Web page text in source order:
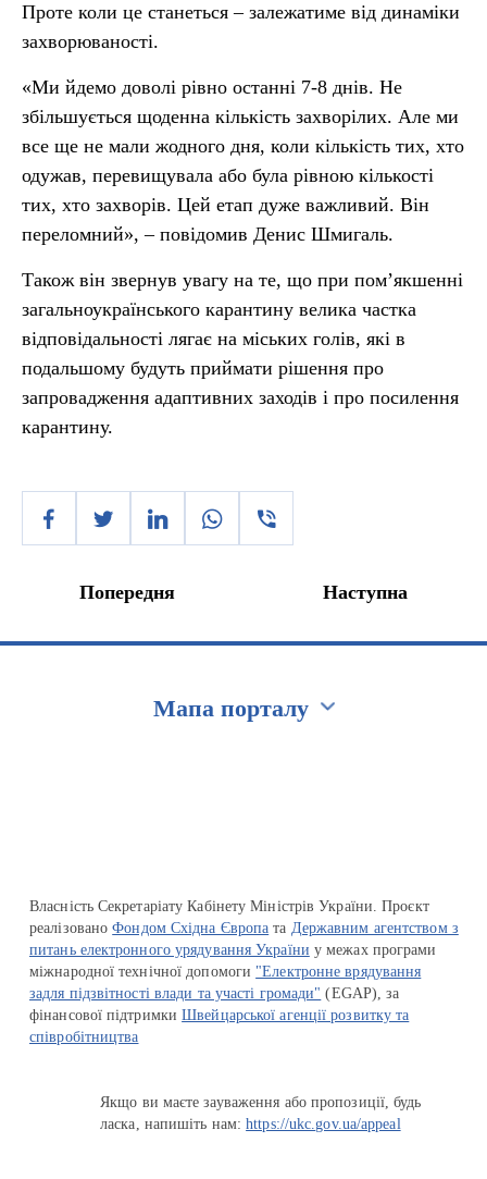
Проте коли це станеться – залежатиме від динаміки
захворюваності.
«Ми йдемо доволі рівно останні 7-8 днів. Не
збільшується щоденна кількість захворілих. Але ми
все ще не мали жодного дня, коли кількість тих, хто
одужав, перевищувала або була рівною кількості
тих, хто захворів. Цей етап дуже важливий. Він
переломний», – повідомив Денис Шмигаль.
Також він звернув увагу на те, що при пом’якшенні
загальноукраїнського карантину велика частка
відповідальності лягає на міських голів, які в
подальшому будуть приймати рішення про
запровадження адаптивних заходів і про посилення
карантину.
Попередня Наступна
Мапа порталу
Власність Секретаріату Кабінету Міністрів України. Проєкт
реалізованоФондом Східна Європа та Державним агентством з
питань електронного урядування України у межах програми
міжнародної технічної допомоги "Електронне врядування
задля підзвітності влади та участі громади" (EGAP), за
фінансової підтримкиШвейцарської агенції розвитку та
співробітництва
Якщо ви маєте зауваження або пропозиції, будь
ласка, напишіть нам:https://ukc.gov.ua/appeal